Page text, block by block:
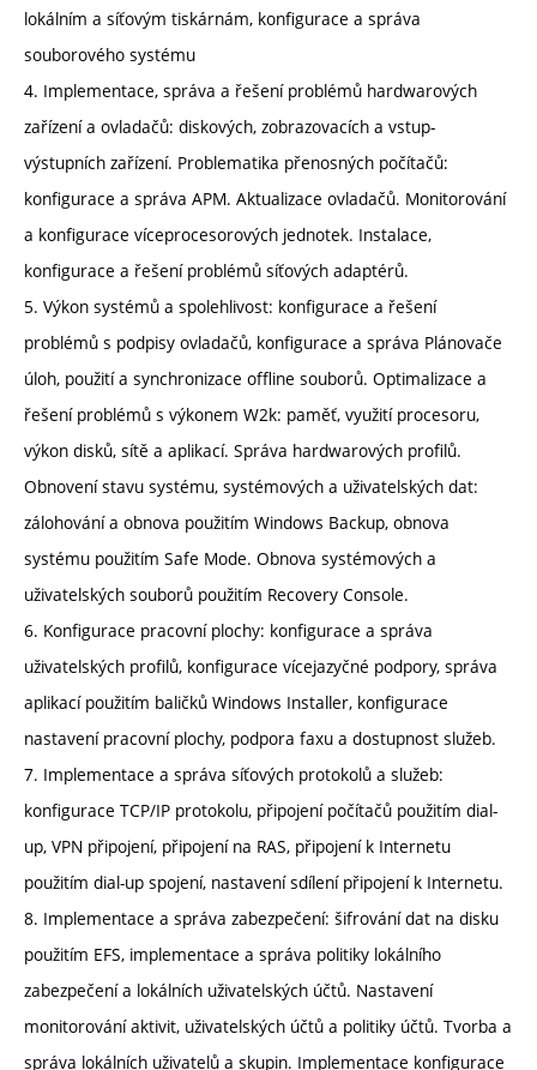
lokálním a síťovým tiskárnám, konfigurace a správa
souborového systému
4. Implementace, správa a řešení problémů hardwarových
zařízení a ovladačů: diskových, zobrazovacích a vstup-
výstupních zařízení. Problematika přenosných počítačů:
konfigurace a správa APM. Aktualizace ovladačů. Monitorování
a konfigurace víceprocesorových jednotek. Instalace,
konfigurace a řešení problémů síťových adaptérů.
5. Výkon systémů a spolehlivost: konfigurace a řešení
problémů s podpisy ovladačů, konfigurace a správa Plánovače
úloh, použití a synchronizace offline souborů. Optimalizace a
řešení problémů s výkonem W2k: paměť, využití procesoru,
výkon disků, sítě a aplikací. Správa hardwarových profilů.
Obnovení stavu systému, systémových a uživatelských dat:
zálohování a obnova použitím Windows Backup, obnova
systému použitím Safe Mode. Obnova systémových a
uživatelských souborů použitím Recovery Console.
6. Konfigurace pracovní plochy: konfigurace a správa
uživatelských profilů, konfigurace vícejazyčné podpory, správa
aplikací použitím baličků Windows Installer, konfigurace
nastavení pracovní plochy, podpora faxu a dostupnost služeb.
7. Implementace a správa síťových protokolů a služeb:
konfigurace TCP/IP protokolu, připojení počítačů použitím dial-
up, VPN připojení, připojení na RAS, připojení k Internetu
použitím dial-up spojení, nastavení sdílení připojení k Internetu.
8. Implementace a správa zabezpečení: šifrování dat na disku
použitím EFS, implementace a správa politiky lokálního
zabezpečení a lokálních uživatelských účtů. Nastavení
monitorování aktivit, uživatelských účtů a politiky účtů. Tvorba a
správa lokálních uživatelů a skupin. Implementace konfigurace